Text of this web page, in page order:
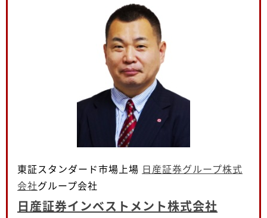
東証スタンダード市場上場 日産証券グループ株式
会社グループ会社
日産証券インベストメント株式会社